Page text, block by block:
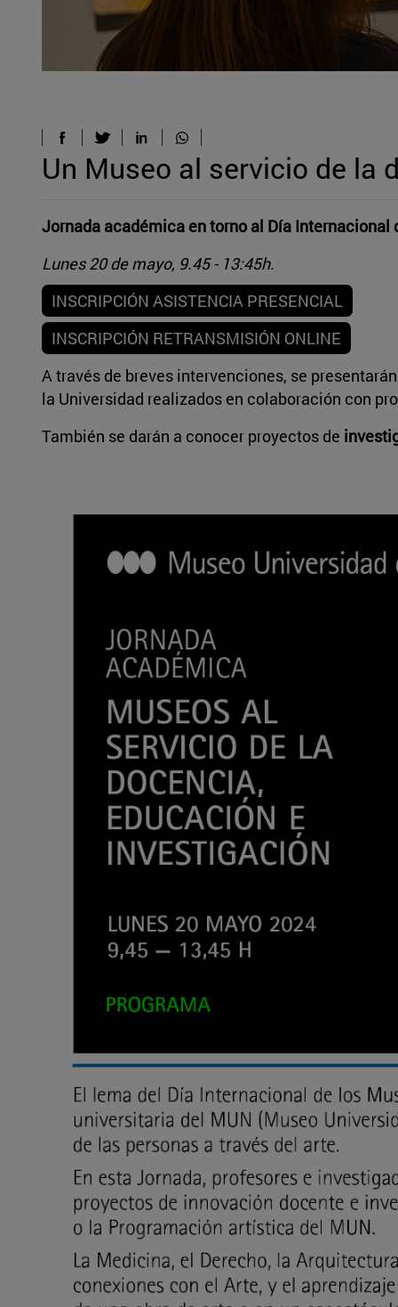
Un Museo al servicio de la
Jornada académica en torno al Día Internacional
Lunes 20 de mayo, 9.45 - 13:45h.
INSCRIPCIÓN ASISTENCIA PRESENCIAL
INSCRIPCIÓN RETRANSMISIÓN ONLINE
A través de breves intervenciones, se
la Universidad realizados en colaboración con
También se darán a conocer proyectos de